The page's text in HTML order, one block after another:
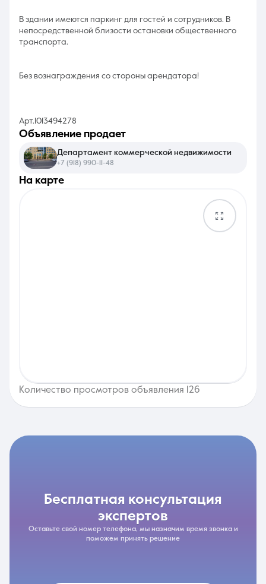
В здании имеются паркинг для гостей и сотрудников. В
непосредственной близости остановки общественного
транспорта.
Без вознаграждения со стороны арендатора!
Арт.1013494278
на карте
Количество просмотров объявления 126
объявление продает
Департамент коммерческой недвижимости
+7 (918) 990-11-48
бесплатная консультация
экспертов
Оставьте свой номер телефона, мы назначим время звонка и
поможем принять решение